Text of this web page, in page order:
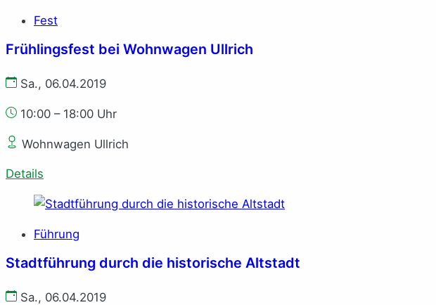
Fest
Frühlingsfest bei Wohnwagen Ullrich
Sa., 06.04.2019
10:00 – 18:00 Uhr
Wohnwagen Ullrich
Details
Führung
Stadtführung durch die historische Altstadt
Sa., 06.04.2019